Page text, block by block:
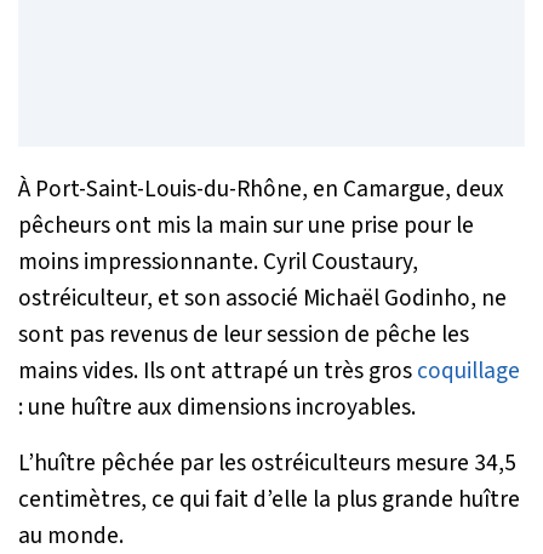
À Port-Saint-Louis-du-Rhône, en Camargue, deux
pêcheurs ont mis la main sur une prise pour le
moins impressionnante. Cyril Coustaury,
ostréiculteur, et son associé Michaël Godinho, ne
sont pas revenus de leur session de pêche les
mains vides. Ils ont attrapé un très groscoquillage
: une huître aux dimensions incroyables.
L’huître pêchée par les ostréiculteurs mesure 34,5
centimètres, ce qui fait d’elle la plus grande huître
au monde.